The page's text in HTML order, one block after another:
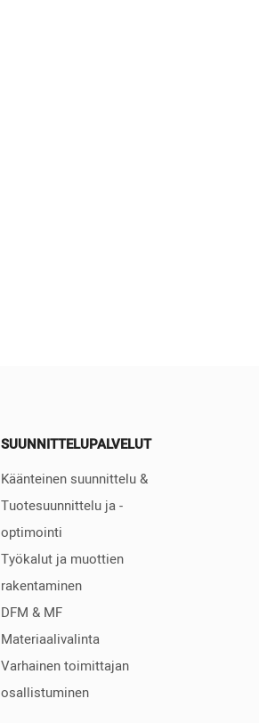
SUUNNITTELUPALVELUT
Käänteinen suunnittelu &
Tuotesuunnittelu ja -
optimointi
Työkalut ja muottien
rakentaminen
DFM & MF
Materiaalivalinta
Varhainen toimittajan
osallistuminen